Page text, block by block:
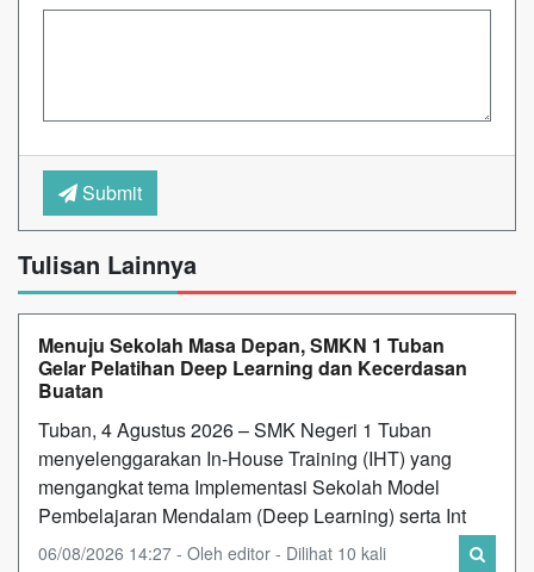
Submit
Tulisan Lainnya
Menuju Sekolah Masa Depan, SMKN 1 Tuban
Gelar Pelatihan Deep Learning dan Kecerdasan
Buatan
Tuban, 4 Agustus 2026 – SMK Negeri 1 Tuban
menyelenggarakan In-House Training (IHT) yang
mengangkat tema Implementasi Sekolah Model
Pembelajaran Mendalam (Deep Learning) serta Int
06/08/2026 14:27 - Oleh editor - Dilihat 10 kali